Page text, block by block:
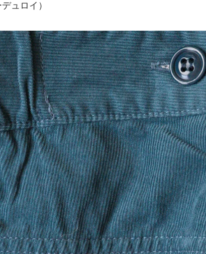
ュロイ）